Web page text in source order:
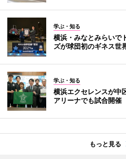
学ぶ・知る
横浜・みなとみらい
ズが球団初のギネス世
学ぶ・知る
横浜エクセレンスが
アリーナでも試合開催
もっと見る